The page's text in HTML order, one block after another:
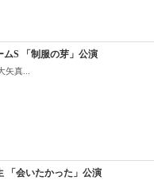
ムS 「制服の芽」公演
真...
「会いたかった」公演